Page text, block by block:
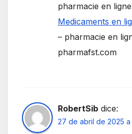
pharmacie en
Medicaments en
– pharmacie en
pharmafst.com
RobertSib dice:
27 de abril de 2025 a